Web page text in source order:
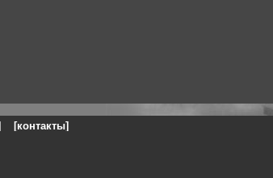
[контакты]